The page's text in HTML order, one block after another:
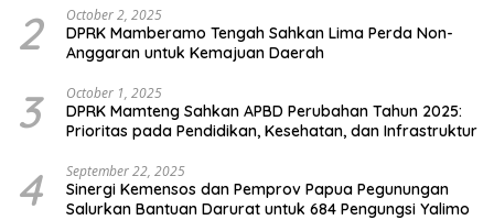
2 October 2, 2025
DPRK Mamberamo Tengah Sahkan Lima Perda Non-
Anggaran untuk Kemajuan Daerah
3 October 1, 2025
DPRK Mamteng Sahkan APBD Perubahan Tahun 2025:
Prioritas pada Pendidikan, Kesehatan, dan Infrastruktur
4 September 22, 2025
Sinergi Kemensos dan Pemprov Papua Pegunungan
Salurkan Bantuan Darurat untuk 684 Pengungsi Yalimo